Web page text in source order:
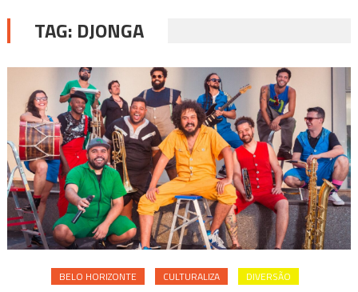
TAG: DJONGA
BELO HORIZONTE CULTURALIZA DIVERSÃO